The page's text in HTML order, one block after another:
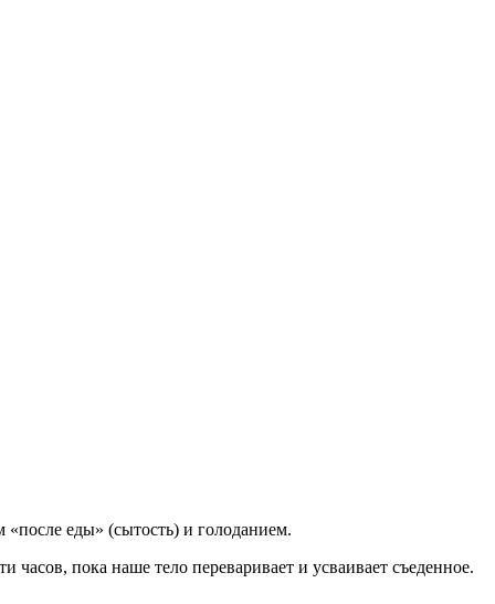
еды» (сытость) и голоданием.
пока наше тело переваривает и усваивает съеденное.